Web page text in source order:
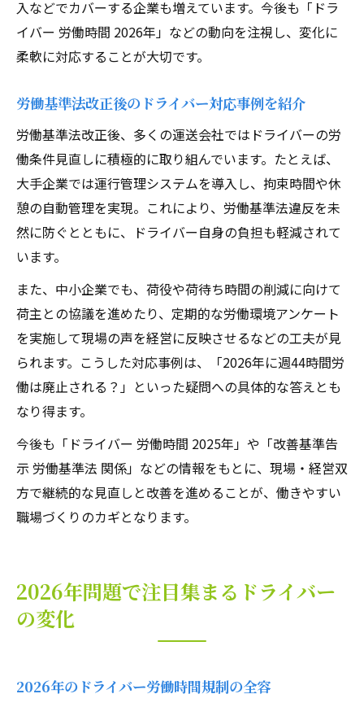
入などでカバーする企業も増えています。今後も「ドラ
イバー 労働時間 2026年」などの動向を注視し、変化に
柔軟に対応することが大切です。
労働基準法改正後のドライバー対応事例を紹介
労働基準法改正後、多くの運送会社ではドライバーの労
働条件見直しに積極的に取り組んでいます。たとえば、
大手企業では運行管理システムを導入し、拘束時間や休
憩の自動管理を実現。これにより、労働基準法違反を未
然に防ぐとともに、ドライバー自身の負担も軽減されて
います。
また、中小企業でも、荷役や荷待ち時間の削減に向けて
荷主との協議を進めたり、定期的な労働環境アンケート
を実施して現場の声を経営に反映させるなどの工夫が見
られます。こうした対応事例は、「2026年に週44時間労
働は廃止される？」といった疑問への具体的な答えとも
なり得ます。
今後も「ドライバー 労働時間 2025年」や「改善基準告
示 労働基準法 関係」などの情報をもとに、現場・経営双
方で継続的な見直しと改善を進めることが、働きやすい
職場づくりのカギとなります。
2026年問題で注目集まるドライバー
の変化
2026年のドライバー労働時間規制の全容